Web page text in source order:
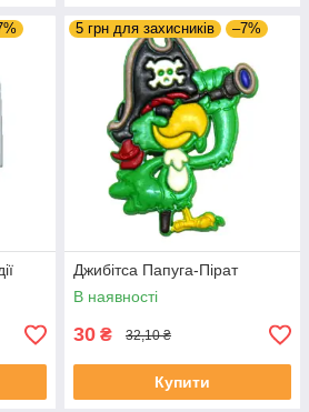
5 грн для захисників –7%
Джибітса Папуга-Пірат
В наявності
30 ₴ 32,10 ₴
Купити